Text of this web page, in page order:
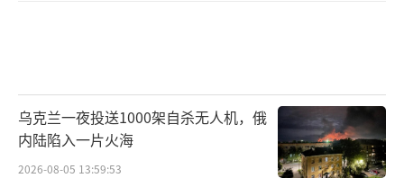
乌克兰一夜投送1000架自杀无人机，俄
内陆陷入一片火海
2026-08-05 13:59:53